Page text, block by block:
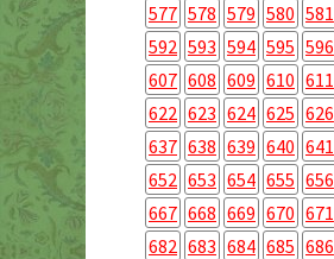
577 578 579 580 581
592 593 594 595 596
607 608 609 610 611
622 623 624 625 626
637 638 639 640 641
652 653 654 655 656
667 668 669 670 671
682 683 684 685 686